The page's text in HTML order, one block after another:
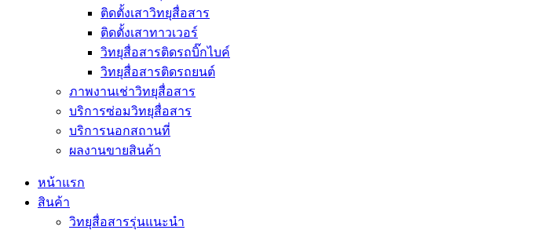
ติดตั้งเสาวิทยุสื่อสาร
ติดตั้งเสาทาวเวอร์
วิทยุสื่อสารติดรถบิ๊กไบค์
วิทยุสื่อสารติดรถยนต์
ภาพงานเช่าวิทยุสื่อสาร
บริการซ่อมวิทยุสื่อสาร
บริการนอกสถานที่
ผลงานขายสินค้า
หน้าแรก
สินค้า
วิทยุสื่อสารรุ่นแนะนำ